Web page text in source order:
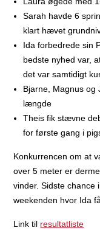
Sarah havde 6
klart hævet
Ida forbedrede sin
bedste nyhed var,
det var samtidigt
Bjarne, Magnus og
længde
Theis fik stævne
for første gang i
Konkurrencen om at
over 5 meter er
vinder. Sidste
weekenden hvor Ida
Link til resultatliste